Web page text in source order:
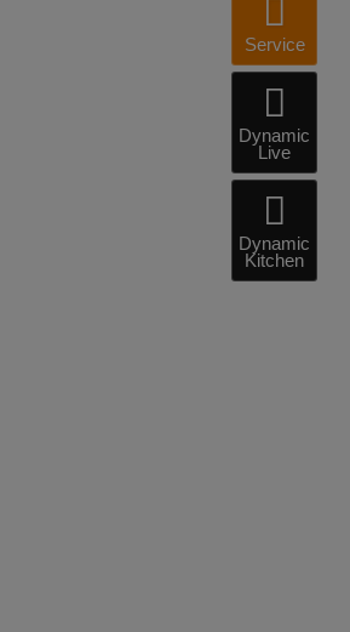
Service
Dynamic
Live
Dynamic
Kitchen